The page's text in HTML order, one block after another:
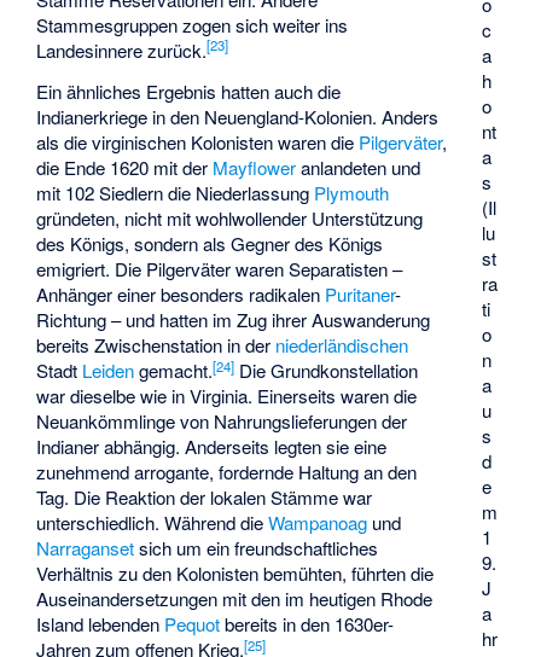
c
a
h
o
nt
a
s
(Il
lu
st
ra
ti
o
n
a
u
s
d
e
m
1
9.
J
a
hr
Stammesgruppen zogen sich weiter ins
Landesinnere zurück.[23]
Ein ähnliches Ergebnis hatten auch die
Indianerkriege in den Neuengland-Kolonien. Anders
als die virginischen Kolonisten waren die Pilgerväter,
die Ende 1620 mit der Mayfloweranlandeten und
mit 102 Siedlern die Niederlassung Plymouth
gründeten, nicht mit wohlwollender Unterstützung
des Königs, sondern als Gegner des Königs
emigriert. Die Pilgerväter waren Separatisten –
Anhänger einer besonders radikalen Puritaner-
Richtung – und hatten im Zug ihrer Auswanderung
bereits Zwischenstation in der niederländischen
Stadt Leidengemacht.[24] Die Grundkonstellation
war dieselbe wie in Virginia. Einerseits waren die
Neuankömmlinge von Nahrungslieferungen der
Indianer abhängig. Anderseits legten sie eine
zunehmend arrogante, fordernde Haltung an den
Tag. Die Reaktion der lokalen Stämme war
unterschiedlich. Während dieWampanoag und
Narragansetsich um ein freundschaftliches
Verhältnis zu den Kolonisten bemühten, führten die
Auseinandersetzungen mit den im heutigen Rhode
Island lebenden Pequotbereits in den 1630er-
Jahren zum offenen Krieg.[25]